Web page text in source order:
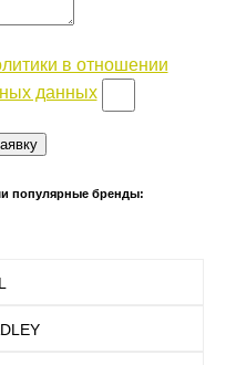
в отношении
данных
популярные бренды: